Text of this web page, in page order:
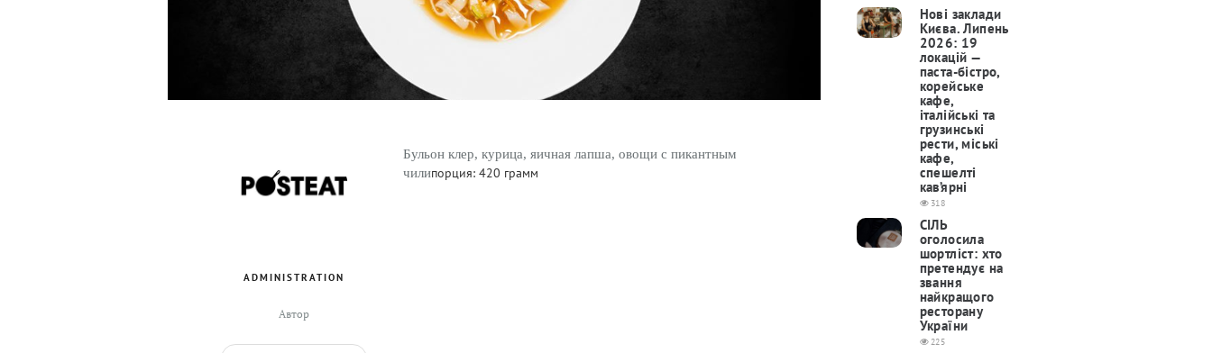
ADMINISTRATION
Автор
Бульон клер, курица, яичная лапша, овощи с пикантным
чилипорция: 420 грамм
Нові заклади
Києва. Липень
2026: 19
локацій —
паста-бістро,
корейське
кафе,
італійські та
грузинські
рести, міські
кафе,
спешелті
кав’ярні
318
СІЛЬ
оголосила
шортліст: хто
претендує на
звання
найкращого
ресторану
України
225